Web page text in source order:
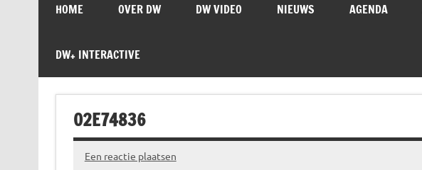
HOME OVER DW DW VIDEO NIEUWS AGENDA
DW+ INTERACTIVE
02E74836
Een reactie plaatsen